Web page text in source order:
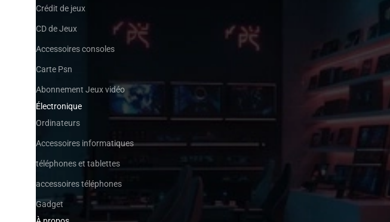
Crédit de jeux
CD de Jeux
Accessoires consoles
Carte Psn
Abonnement Jeux vidéo
Électronique
Ordinateurs
Accessoires informatiques
téléphones et tablettes
accessoires téléphones
Gadget